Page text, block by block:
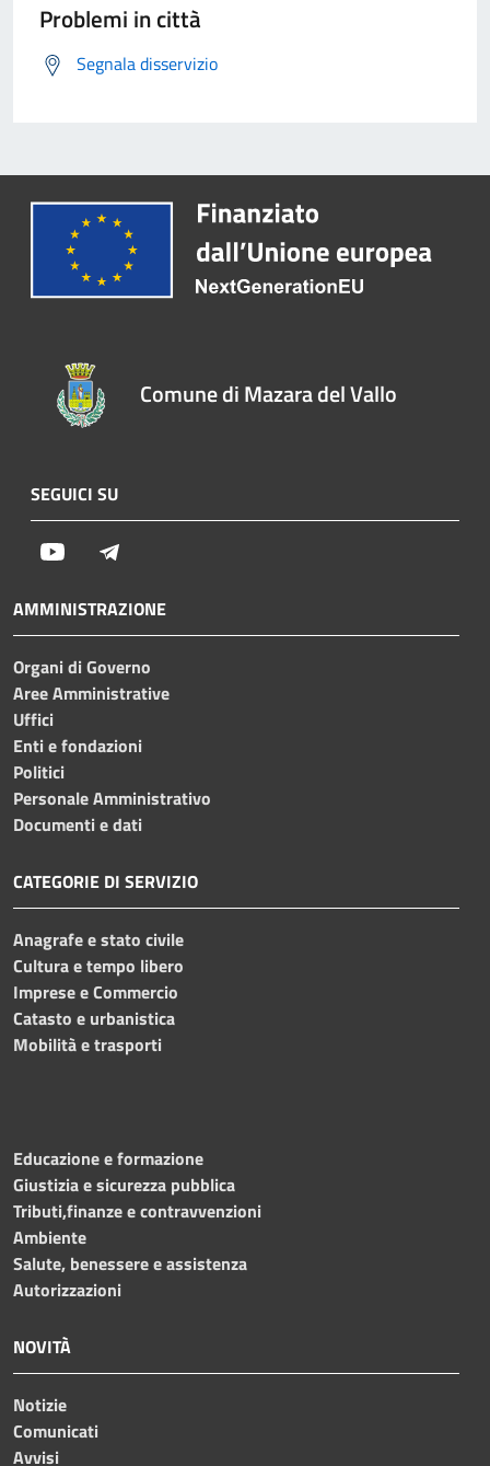
Problemi in città
Segnala disservizio
Comune di Mazara del Vallo
SEGUICI SU
Youtube
AMMINISTRAZIONE
Organi di Governo
Aree Amministrative
Uffici
Enti e fondazioni
Politici
Personale Amministrativo
Documenti e dati
CATEGORIE DI SERVIZIO
Anagrafe e stato civile
Cultura e tempo libero
Imprese e Commercio
Catasto e urbanistica
Mobilità e trasporti
Educazione e formazione
Giustizia e sicurezza pubblica
Tributi,finanze e contravvenzioni
Ambiente
Salute, benessere e assistenza
Autorizzazioni
NOVITÀ
Notizie
Comunicati
Avvisi